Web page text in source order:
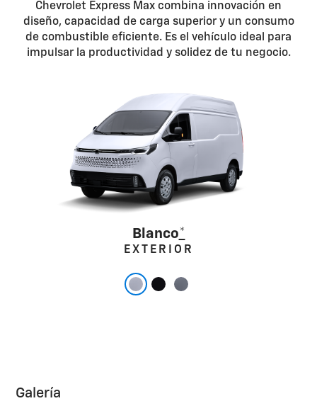
Chevrolet Express Max combina innovación en
diseño, capacidad de carga superior y un consumo
de combustible eficiente. Es el vehículo ideal para
impulsar la productividad y solidez de tu negocio.
EXTERIOR
Blanco*
Galería